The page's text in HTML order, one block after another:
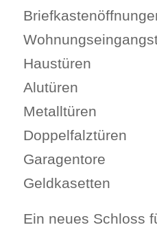
Haustüren
Alutüren
Metalltüren
Doppelfalztüren
Garagentore
Geldkasetten
Ein neues Schloss